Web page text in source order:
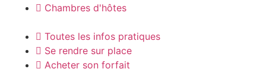
Chambres d'hôtes
Toutes les infos pratiques
Se rendre sur place
Acheter son forfait